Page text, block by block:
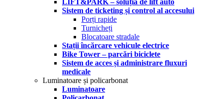
LIFT&PARK – soluția de lift auto
Sistem de ticketing și control al accesului
Porți rapide
Turnicheți
Blocatoare stradale
Stații încărcare vehicule electrice
Bike Tower – parcări biciclete
Sistem de acces și administrare fluxuri
medicale
Luminatoare și policarbonat
Luminatoare